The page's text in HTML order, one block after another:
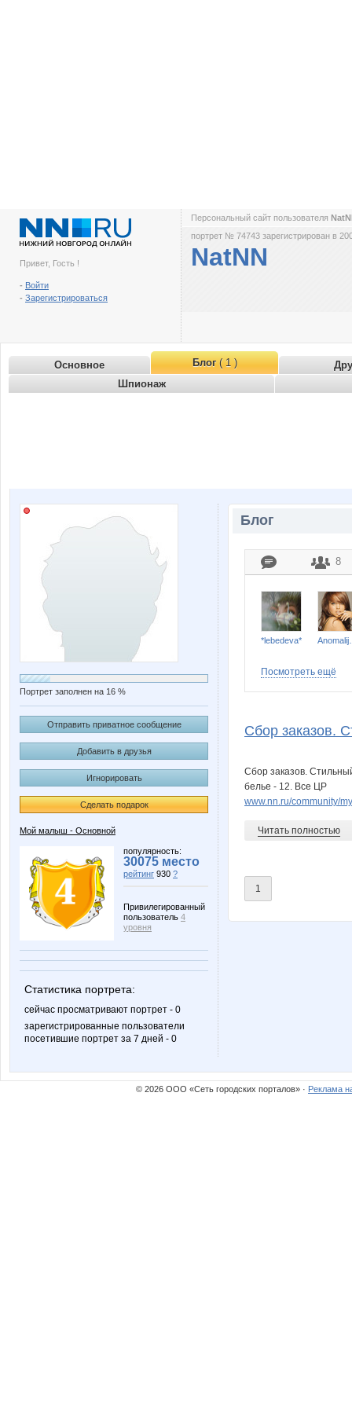
Привет, Гость !
- Войти
- Зарегистрироваться
Персональный сайт пользователя
портрет № 74743 зарегистрирован в
NatNN
Основное Блог( 1 )
Шпионаж
Портрет заполнен на 16 %
Отправить приватное сообщение
Добавить в друзья
Игнорировать
Сделать подарок
Мой малыш - Основной
популярность:
30075 место
рейтинг 930 ?
Привилегированный
пользователь 4
уровня
Статистика портрета:
сейчас просматривают портрет - 0
зарегистрированные пользователи
посетившие портрет за 7 дней - 0
Блог
8
*lebedeva*
Ботаник-НН
Посмотреть ещё
Сбор заказов.
Сбор заказов.
белье - 12. Все ЦР
www.nn.ru/community/
Читать полностью
1
© 2026 ООО «Сеть городских порталов» · Реклама